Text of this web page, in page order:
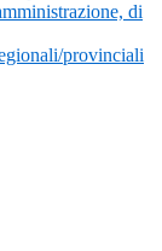
di
provinciali